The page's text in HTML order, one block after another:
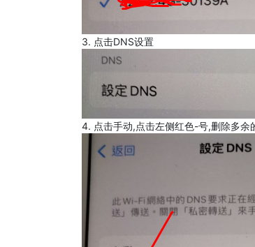
3. 点击DNS设置
4. 点击手动,点击左侧红色-号,删除多